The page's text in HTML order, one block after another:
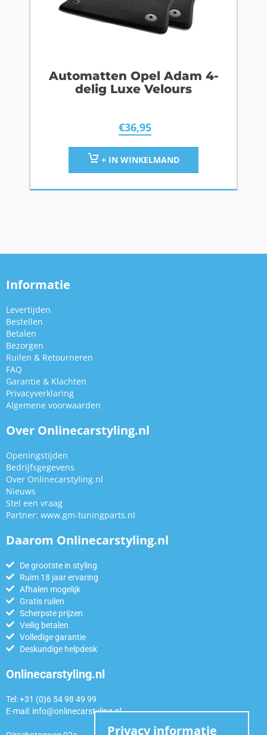
Automatten Opel Adam 4-
delig Luxe Velours
€36,95
+ IN WINKELMAND
Informatie
Levertijden
Bestellen
Betalen
Bezorgen
Ruilen & Retourneren
FAQ
Garantie & Klachten
Privacyverklaring
Algemene voorwaarden
Over Onlinecarstyling.nl
Openingstijden
Bedrijfsgegevens
Over Onlinecarstyling.nl
Nieuws
Stel een vraag
Partner: www.gm-tuningparts.nl
Daarom Onlinecarstyling.nl
De grootste in styling
Ruim 18 jaar ervaring
Afhalen mogelijk
Gratis ruilen
Scherpste prijzen
Veilig betalen
Volledige garantie
Deskundige helpdesk
Onlinecarstyling.nl
Tel: +31 (0)6 54 98 49 99
E-mail: info@onlinecarstyling.nl
Privacy informatie